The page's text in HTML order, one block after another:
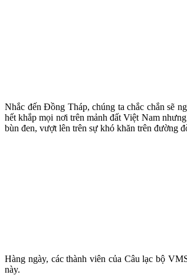
Nhắc đến Đồng Tháp, chúng ta chắc chắn sẽ
hết khắp mọi nơi trên mảnh đất Việt Nam
bùn đen, vượt lên trên sự khó khăn trên đường
Hàng ngày, các thành viên của Câu lạc bộ
này.